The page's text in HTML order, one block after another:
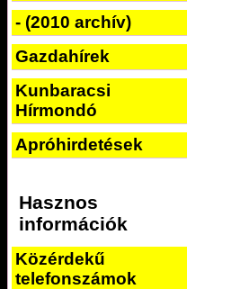
- (2010 archív)
Gazdahírek
Kunbaracsi
Hírmondó
Apróhirdetések
Hasznos
információk
Közérdekű
telefonszámok